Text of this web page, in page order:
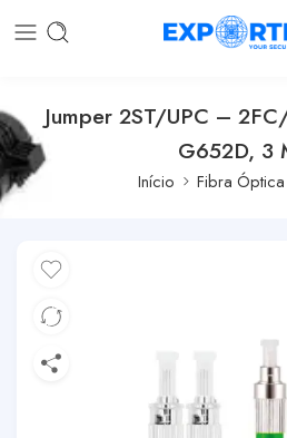
Jumper 2ST/UPC –
G652D, 3
Início Fibra Óptica